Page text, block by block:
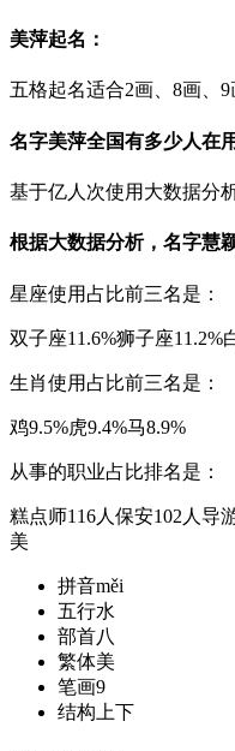
美萍起名：
五格起名适合2画、8画、
名字美萍全国有多少人在
基于亿人次使用大数据分
根据大数据分析，名字慧
星座使用占比前三名是：
双子座11.6%狮子座11.2%
生肖使用占比前三名是：
鸡9.5%虎9.4%马8.9%
从事的职业占比排名是：
糕点师116人 保安102人 导
美
拼音měi
五行水
部首八
繁体美
笔画9
结构 上下